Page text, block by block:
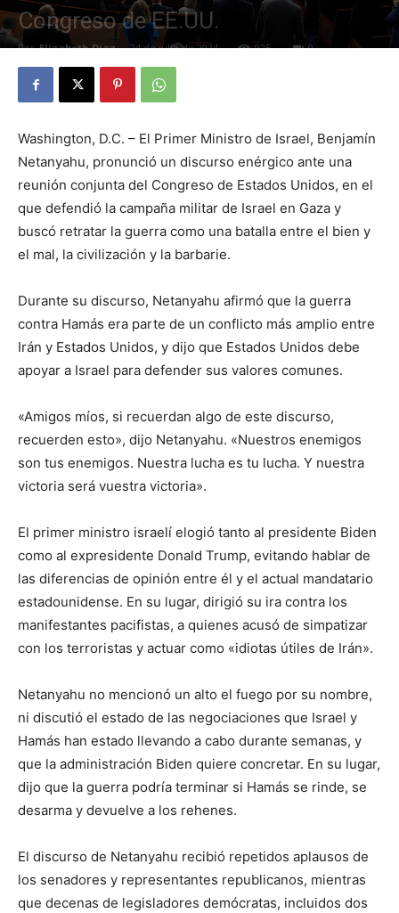
Congreso de EE.UU.
Por Elizabeth Diaz - 24 de julio de 2024 925 0
Washington, D.C. – El Primer Ministro de Israel, Benjamín
Netanyahu, pronunció un discurso enérgico ante una
reunión conjunta del Congreso de Estados Unidos, en el
que defendió la campaña militar de Israel en Gaza y
buscó retratar la guerra como una batalla entre el bien y
el mal, la civilización y la barbarie.
Durante su discurso, Netanyahu afirmó que la guerra
contra Hamás era parte de un conflicto más amplio entre
Irán y Estados Unidos, y dijo que Estados Unidos debe
apoyar a Israel para defender sus valores comunes.
«Amigos míos, si recuerdan algo de este discurso,
recuerden esto», dijo Netanyahu. «Nuestros enemigos
son tus enemigos. Nuestra lucha es tu lucha. Y nuestra
victoria será vuestra victoria».
El primer ministro israelí elogió tanto al presidente Biden
como al expresidente Donald Trump, evitando hablar de
las diferencias de opinión entre él y el actual mandatario
estadounidense. En su lugar, dirigió su ira contra los
manifestantes pacifistas, a quienes acusó de simpatizar
con los terroristas y actuar como «idiotas útiles de Irán».
Netanyahu no mencionó un alto el fuego por su nombre,
ni discutió el estado de las negociaciones que Israel y
Hamás han estado llevando a cabo durante semanas, y
que la administración Biden quiere concretar. En su lugar,
dijo que la guerra podría terminar si Hamás se rinde, se
desarma y devuelve a los rehenes.
El discurso de Netanyahu recibió repetidos aplausos de
los senadores y representantes republicanos, mientras
que decenas de legisladores demócratas, incluidos dos